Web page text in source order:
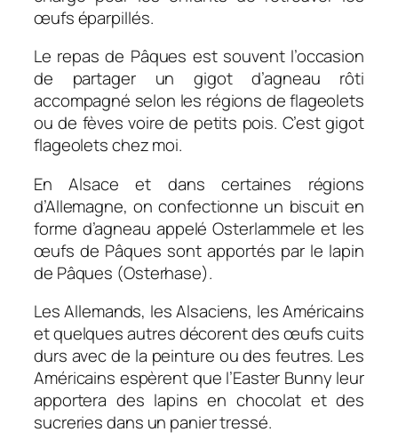
œufs éparpillés.
Le repas de Pâques est souvent l’occasion
de partager un gigot d’agneau rôti
accompagné selon les régions de flageolets
ou de fèves voire de petits pois. C’est gigot
flageolets chez moi.
En Alsace et dans certaines régions
d’Allemagne, on confectionne un biscuit en
forme d’agneau appeléOsterlammele et les
œufs de Pâques sont apportés par le lapin
de Pâques (Osterhase).
Les Allemands, les Alsaciens, les Américains
et quelques autres décorent des œufs cuits
durs avec de la peinture ou des feutres. Les
Américains espèrent que l’Easter Bunny leur
apportera des lapins en chocolat et des
sucreries dans un panier tressé.